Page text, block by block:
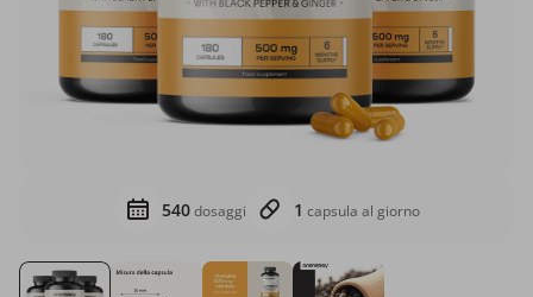
540dosaggi 1 capsula al giorno